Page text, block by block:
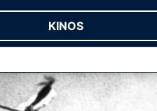
KINOS